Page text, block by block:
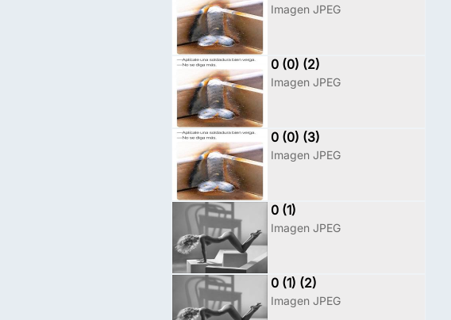
Imagen JPEG
0 (0) (2)
Imagen JPEG
0 (0) (3)
Imagen JPEG
0 (1)
Imagen JPEG
0 (1) (2)
Imagen JPEG